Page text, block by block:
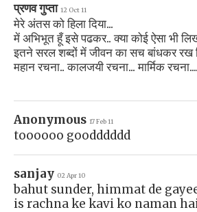
प्रणव गुप्ता 12 Oct 11
मेरे अंतस को हिला दिया...
में अभिभूत हूँ इसे पढकर.. क्या कोई ऐसा भी
इतने सरल शब्दों में जीवन का सच बांधकर रख
महान रचना.. कालजयी रचना... मार्मिक
Anonymous 17 Feb 11
toooooo goodddddd
sanjay 02 Apr 10
bahut sunder, himmat de
is rachna ke kavi ko naman